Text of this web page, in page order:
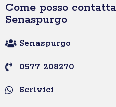
Come posso
Senaspurgo
Senaspurgo
0577 208270
Scrivici